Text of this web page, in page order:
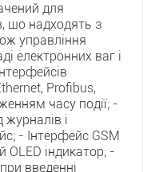
для
що надходять з
управління
електронних ваг і
Profibus,
часу події; -
журналів і
- Інтерфейс GSM
ОLED індикатор; -
введенні